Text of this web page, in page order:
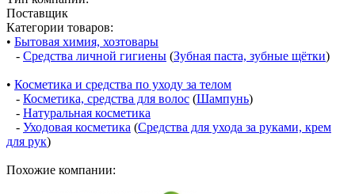
Поставщик
Категории товаров:
• Бытовая химия, хозтовары
- Средства личной гигиены (Зубная паста, зубные щётки)
• Косметика и средства по уходу за телом
- Косметика, средства для волос (Шампунь)
- Натуральная косметика
- Уходовая косметика (Средства для ухода за руками, крем
для рук)
Похожие компании: